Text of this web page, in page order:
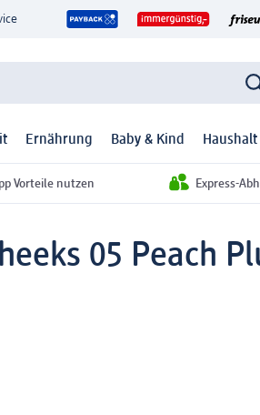
Ernährung Baby & Kind Haushalt
Vorteile nutzen Express-
05 Peach